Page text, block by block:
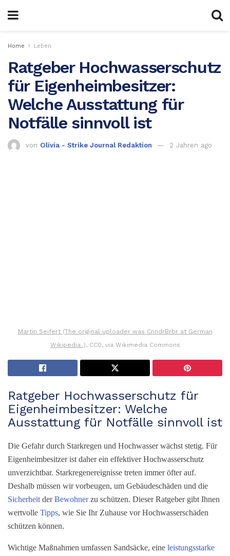
Home Leben
Ratgeber Hochwasserschutz
für Eigenheimbesitzer:
Welche Ausstattung für
Notfälle sinnvoll ist
von Olivia - Strike Journal Redaktion 2 Jahren ago
Martin Seifert (The original uploader was CnndrBrbr at German
Wikipedia..), CC0, via Wikimedia Commons
Ratgeber Hochwasserschutz für
Eigenheimbesitzer: Welche
Ausstattung für Notfälle sinnvoll ist
Die Gefahr durch Starkregen und Hochwasser wächst stetig. Für
Eigenheimbesitzer ist daher ein effektiver Hochwasserschutz
unverzichtbar. Starkregenereignisse treten immer öfter auf.
Deshalb müssen wir vorbeugen, um Gebäudeschäden und die
Sicherheit derBewohnerzu schützen. Dieser Ratgeber gibt Ihnen
wertvolle Tipps, wie Sie Ihr Zuhause vor Hochwasserschäden
schützen können.
Wichtige Maßnahmen umfassen Sandsäcke, eine leistungsstarke